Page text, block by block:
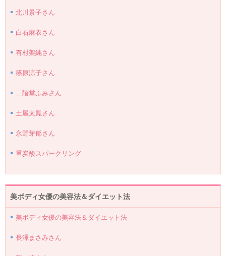
北川景子さん
白石麻衣さん
有村架純さん
篠原涼子さん
二階堂ふみさん
土屋太鳳さん
永野芽郁さん
重炭酸スパークリング
美ボディ女優の美容法＆ダイエット法
美ボディ女優の美容法＆ダイエット法
長澤まさみさん